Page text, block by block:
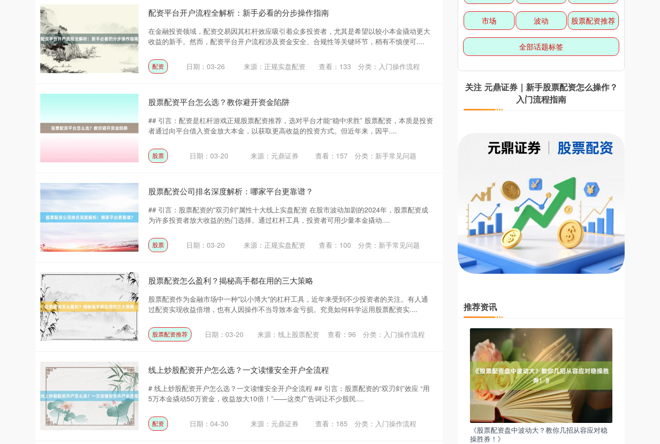
配资平台开户流程全解析：新手必看的分步操作指南
在金融投资领域，配资交易因其杠杆效应吸引着众多投资者，尤其是希望以较小本金撬动更大
收益的新手。然而，配资平台开户流程涉及资金安全、合规性等关键环节，稍有不慎便可....
配资 日期：03-26 来源：正规实盘配资 查看： 133 分类： 入门操作流程
股票配资平台怎么选？教你避开资金陷阱
## 引言：配资是杠杆游戏正规股票配资推荐，选对平台才能“稳中求胜” 股票配资，本质是投资
者通过向平台借入资金放大本金，以获取更高收益的投资方式。但近年来，因平....
股票 日期：03-20 来源：元鼎证券 查看： 157 分类： 新手常见问题
股票配资公司排名深度解析：哪家平台更靠谱？
## 引言：股票配资的"双刃剑"属性十大线上实盘配资 在股市波动加剧的2024年，股票配资成
为许多投资者放大收益的热门选择。通过杠杆工具，投资者可用少量本金撬动....
股票 日期：03-20 来源：正规实盘配资 查看： 100 分类： 新手常见问题
股票配资怎么盈利？揭秘高手都在用的三大策略
股票配资作为金融市场中一种"以小博大"的杠杆工具，近年来受到不少投资者的关注。有人通
过配资实现收益倍增，也有人因操作不当导致本金亏损。究竟如何科学运用股票配资实....
股票配资推荐 日期：03-20 来源：线上股票配资 查看： 96 分类： 入门操作流程
线上炒股配资开户怎么选？一文读懂安全开户全流程
# 线上炒股配资开户怎么选？一文读懂安全开户全流程 ## 引言：股票配资的“双刃剑”效应 “用
5万本金撬动50万资金，收益放大10倍！”——这类广告词让不少股民....
配资 日期：04-30 来源：元鼎证券 查看： 185 分类： 入门操作流程
创业板指
基金指数 7242.10 +12.30 +0.17%
国债指数
7877.80 +164.40
市场 波动 股票配资推荐
全部话题标签
关注 元鼎证券｜新手股票配资怎么操作？
入门流程指南
推荐资讯
《股票配资盘中波动大？教你几招从容应对稳
操胜券！》